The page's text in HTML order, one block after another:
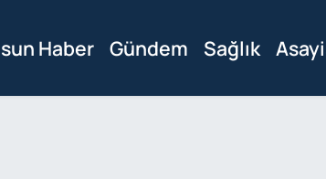
Haber Gündem Sağlık